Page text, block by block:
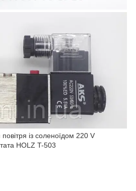
із соленоїдом 220 V
HOLZ T-503